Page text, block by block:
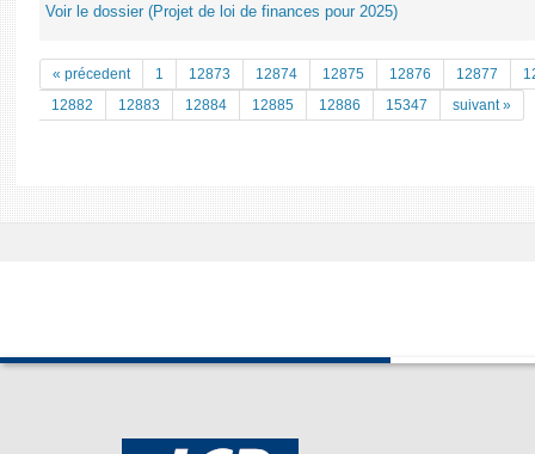
Voir le dossier (Projet de loi de finances pour 2025)
« précedent 1 12873 12874 12875 12876 12877
12882
12883 12884 12885 12886 15347 suivant »